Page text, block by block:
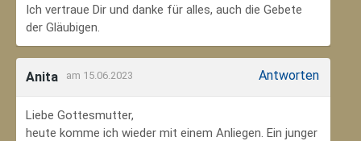
Ich vertraue Dir und danke für alles, auch die Gebete
der Gläubigen.
Anita am 15.06.2023 Antworten
Liebe Gottesmutter,
heute komme ich wieder mit einem Anliegen. Ein junger